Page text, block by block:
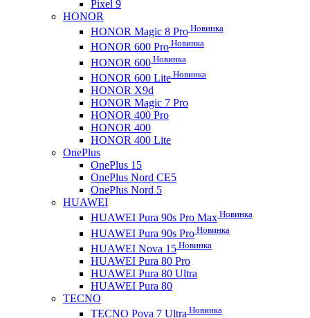
Pixel 9
HONOR
HONOR Magic 8 Pro Новинка
HONOR 600 Pro Новинка
HONOR 600 Новинка
HONOR 600 Lite Новинка
HONOR X9d
HONOR Magic 7 Pro
HONOR 400 Pro
HONOR 400
HONOR 400 Lite
OnePlus
OnePlus 15
OnePlus Nord CE5
OnePlus Nord 5
HUAWEI
HUAWEI Pura 90s Pro Max Новинка
HUAWEI Pura 90s Pro Новинка
HUAWEI Nova 15 Новинка
HUAWEI Pura 80 Pro
HUAWEI Pura 80 Ultra
HUAWEI Pura 80
TECNO
TECNO Pova 7 Ultra Новинка